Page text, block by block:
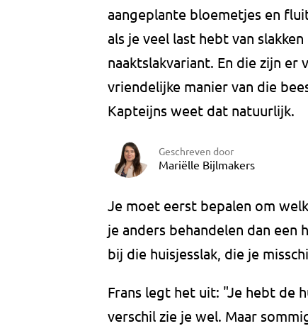
aangeplante bloemetjes en
als je veel last hebt van
naaktslakvariant. En die zijn er
vriendelijke manier van die
Kapteijns weet dat natuurlijk.
Geschreven door
Mariëlle Bijlmakers
Je moet eerst bepalen om
je anders behandelen dan
bij die huisjesslak, die je
Frans legt het uit: "Je hebt de
verschil zie je wel. Maar